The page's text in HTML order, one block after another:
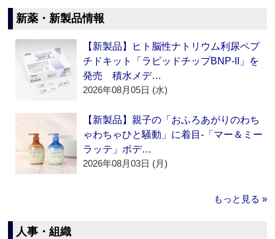
新薬・新製品情報
【新製品】ヒト脳性ナトリウム利尿ペプ
チドキット「ラピッドチップBNP-II」を
発売 積水メデ…
2026年08月05日 (水)
【新製品】親子の「おふろあがりのわち
ゃわちゃひと騒動」に着目‐「マー＆ミー
ラッテ」ボデ…
2026年08月03日 (月)
もっと見る »
人事・組織